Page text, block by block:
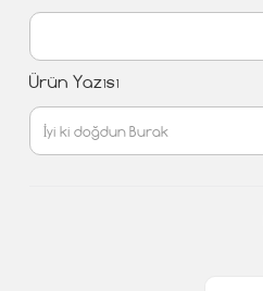
Ürün Yazısı